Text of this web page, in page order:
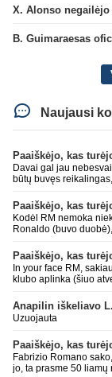
B. Guimaraesas
Naujausi
Davai gal jau
būtų buvęs
Kodėl RM nemoka
Ronaldo (buvo
laimėti La Liga. Dabar
nereikia mums jo,
be kvailų nereikia,
In your face RM,
klubo aplinka (šiuo
Super
Anapilin iškeliavo
Uzuojauta
Fabrizio Romano
jo, ta prasme 50 liamų